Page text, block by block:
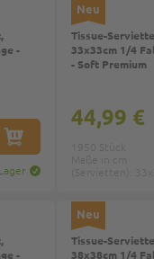
-
IN DEN WARENKORB
Neu
Tissue-
33x33cm 1/4
- Soft Premium
44,99 €
-
Neu
Tissue-
38x38cm 1/4